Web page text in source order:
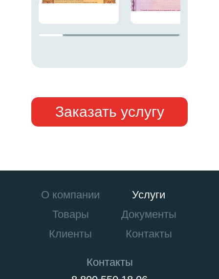
Заказать услугу
О компании
Услуги
Товары
Документы
Клиенты
Контакты
Контакты